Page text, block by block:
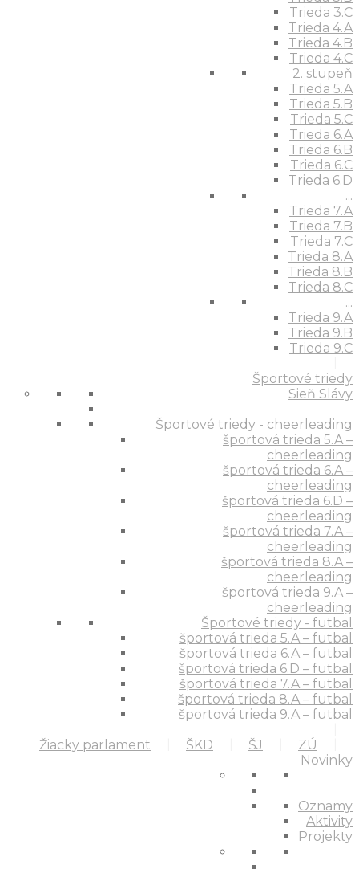
Trieda 3.C
Trieda 4.A
Trieda 4.B
Trieda 4.C
2. stupeň
Trieda 5.A
Trieda 5.B
Trieda 5.C
Trieda 6.A
Trieda 6.B
Trieda 6.C
Trieda 6.D
...
Trieda 7.A
Trieda 7.B
Trieda 7.C
Trieda 8.A
Trieda 8.B
Trieda 8.C
...
Trieda 9.A
Trieda 9.B
Trieda 9.C
Športové triedy
Sieň Slávy
Športové triedy - cheerleading
športová trieda 5.A –
cheerleading
športová trieda 6.A –
cheerleading
športová trieda 6.D –
cheerleading
športová trieda 7.A –
cheerleading
športová trieda 8.A –
cheerleading
športová trieda 9.A –
cheerleading
Športové triedy - futbal
športová trieda 5.A – futbal
športová trieda 6.A – futbal
športová trieda 6.D – futbal
športová trieda 7.A – futbal
športová trieda 8.A – futbal
športová trieda 9.A – futbal
Žiacky parlament
ŠKD ŠJ
ZÚ
Novinky
Oznamy
Aktivity
Projekty